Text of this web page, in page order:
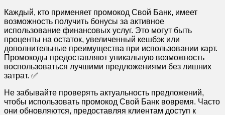
Каждый, кто применяет промокод Свой Банк, имеет
возможность получить бонусы за активное
использование финансовых услуг. Это могут быть
проценты на остаток, увеличенный кешбэк или
дополнительные преимущества при использовании карт.
Промокоды предоставляют уникальную возможность
воспользоваться лучшими предложениями без лишних
затрат. ✅
Не забывайте проверять актуальность предложений,
чтобы использовать промокод Свой Банк вовремя. Часто
они обновляются, предоставляя клиентам доступ к